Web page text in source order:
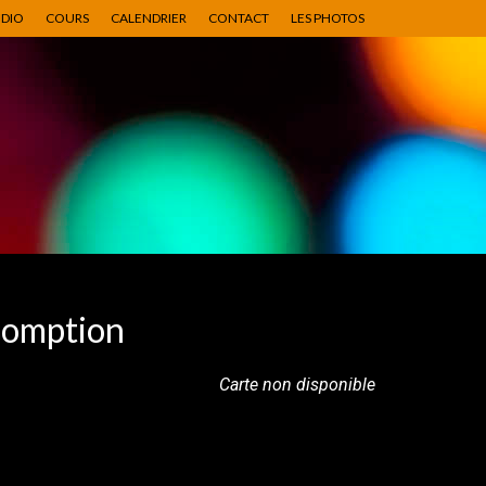
COURS CALENDRIER CONTACT LES PHOTOS
Carte non disponible